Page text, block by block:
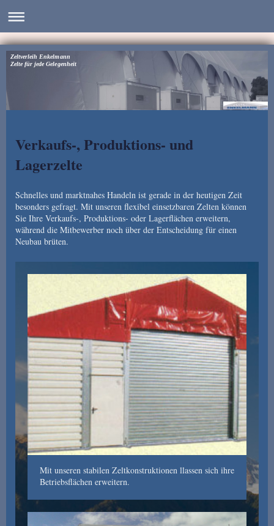
Zeltverleih Enkelmann
Zelte für jede Gelegenheit
Verkaufs-, Produktions- und
Lagerzelte
Schnelles und marktnahes Handeln ist gerade in der heutigen Zeit
besonders gefragt. Mit unseren flexibel einsetzbaren Zelten können
Sie Ihre Verkaufs-, Produktions- oder Lagerflächen erweitern,
während die Mitbewerber noch über der Entscheidung für einen
Neubau brüten.
Mit unseren stabilen Zeltkonstruktionen llassen sich ihre
Betriebsflächen erweitern.